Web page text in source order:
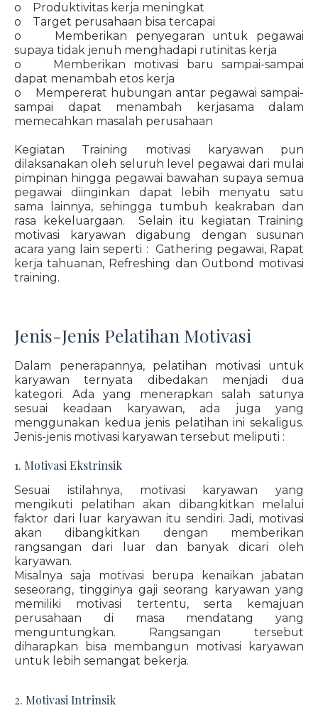
o Produktivitas kerja meningkat
o Target perusahaan bisa tercapai
o Memberikan penyegaran untuk pegawai
supaya tidak jenuh menghadapi rutinitas kerja
o Memberikan motivasi baru sampai-sampai
dapat menambah etos kerja
o Mempererat hubungan antar pegawai sampai-
sampai dapat menambah kerjasama dalam
memecahkan masalah perusahaan
Kegiatan Training motivasi karyawan pun
dilaksanakan oleh seluruh level pegawai dari mulai
pimpinan hingga pegawai bawahan supaya semua
pegawai diinginkan dapat lebih menyatu satu
sama lainnya, sehingga tumbuh keakraban dan
rasa kekeluargaan. Selain itu kegiatan Training
motivasi karyawan digabung dengan susunan
acara yang lain seperti : Gathering pegawai, Rapat
kerja tahuanan, Refreshing dan Outbond motivasi
training.
Jenis-Jenis Pelatihan Motivasi
Dalam penerapannya, pelatihan motivasi untuk
karyawan ternyata dibedakan menjadi dua
kategori. Ada yang menerapkan salah satunya
sesuai keadaan karyawan, ada juga yang
menggunakan kedua jenis pelatihan ini sekaligus.
Jenis-jenis motivasi karyawan tersebut meliputi :
1. Motivasi Ekstrinsik
Sesuai istilahnya, motivasi karyawan yang
mengikuti pelatihan akan dibangkitkan melalui
faktor dari luar karyawan itu sendiri. Jadi, motivasi
akan dibangkitkan dengan memberikan
rangsangan dari luar dan banyak dicari oleh
karyawan.
Misalnya saja motivasi berupa kenaikan jabatan
seseorang, tingginya gaji seorang karyawan yang
memiliki motivasi tertentu, serta kemajuan
perusahaan di masa mendatang yang
menguntungkan. Rangsangan tersebut
diharapkan bisa membangun motivasi karyawan
untuk lebih semangat bekerja.
2. Motivasi Intrinsik